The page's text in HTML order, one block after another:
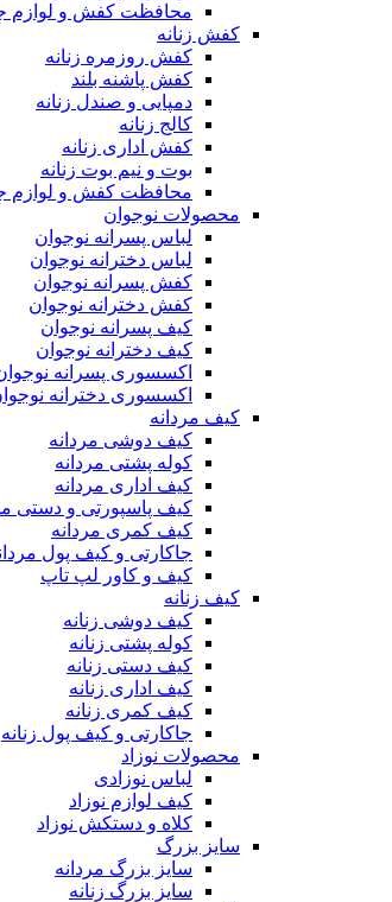
محافظت کفش و لوازم
کفش زنانه
کفش روزمره زنانه
کفش پاشنه بلند
دمپایی و صندل زنانه
کالج زنانه
کفش اداری زنانه
بوت و نیم بوت زنانه
محافظت کفش و لوازم
محصولات نوجوان
لباس پسرانه نوجوان
لباس دخترانه نوجوان
کفش پسرانه نوجوان
کفش دخترانه نوجوان
کیف پسرانه نوجوان
کیف دخترانه نوجوان
اکسسوری پسرانه
اکسسوری دخترانه
کیف مردانه
کیف دوشی مردانه
کوله پشتی مردانه
کیف اداری مردانه
کیف پاسپورتی و دستی
کیف کمری مردانه
جاکارتی و کیف پول
کیف و کاور لپ تاپ
کیف زنانه
کیف دوشی زنانه
کوله پشتی زنانه
کیف دستی زنانه
کیف اداری زنانه
کیف کمری زنانه
جاکارتی و کیف پول زنانه
محصولات نوزاد
لباس نوزادی
کیف لوازم نوزاد
کلاه و دستکش نوزاد
سایز بزرگ
سایز بزرگ مردانه
سایز بزرگ زنانه